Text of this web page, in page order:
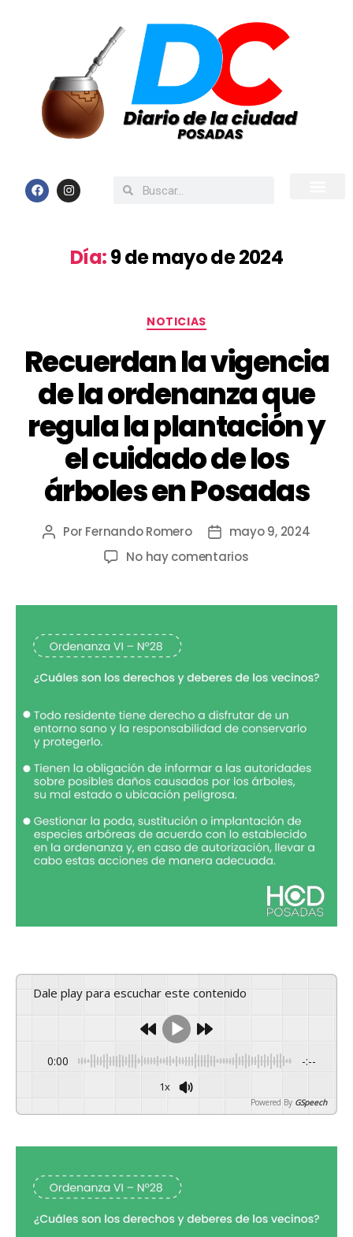
Día:9 de mayo de 2024
NOTICIAS
Recuerdan la vigencia
de la ordenanza que
regula la plantación y
el cuidado de los
árboles en Posadas
Por Fernando Romero
mayo 9, 2024
No hay comentarios
Dale play para escuchar este contenido
0:00 -:--
1x
Powered By GSpeech